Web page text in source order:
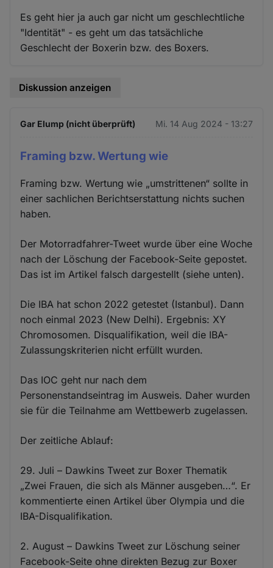
Es geht hier ja auch gar nicht um geschlechtliche
"Identität" - es geht um das tatsächliche
Geschlecht der Boxerin bzw. des Boxers.
Diskussion anzeigen
Gar Elump (nicht überprüft) Mi. 14 Aug 2024 - 13:27
Framing bzw. Wertung wie
Framing bzw. Wertung wie „umstrittenen“ sollte in
einer sachlichen Berichtserstattung nichts suchen
haben.
Der Motorradfahrer-Tweet wurde über eine Woche
nach der Löschung der Facebook-Seite gepostet.
Das ist im Artikel falsch dargestellt (siehe unten).
Die IBA hat schon 2022 getestet (Istanbul). Dann
noch einmal 2023 (New Delhi). Ergebnis: XY
Chromosomen. Disqualifikation, weil die IBA-
Zulassungskriterien nicht erfüllt wurden.
Das IOC geht nur nach dem
Personenstandseintrag im Ausweis. Daher wurden
sie für die Teilnahme am Wettbewerb zugelassen.
Der zeitliche Ablauf:
29. Juli – Dawkins Tweet zur Boxer Thematik
„Zwei Frauen, die sich als Männer ausgeben…“. Er
kommentierte einen Artikel über Olympia und die
IBA-Disqualifikation.
2. August – Dawkins Tweet zur Löschung seiner
Facebook-Seite ohne direkten Bezug zur Boxer